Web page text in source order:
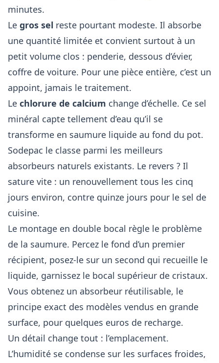
minutes.
Le gros sel reste pourtant modeste. Il absorbe
une quantité limitée et convient surtout à un
petit volume clos : penderie, dessous d’évier,
coffre de voiture. Pour une pièce entière, c’est un
appoint, jamais le traitement.
Le chlorure de calcium change d’échelle. Ce sel
minéral capte tellement d’eau qu’il se
transforme en saumure liquide au fond du pot.
Sodepac le classe parmi les meilleurs
absorbeurs naturels existants. Le revers ? Il
sature vite : un renouvellement tous les cinq
jours environ, contre quinze jours pour le sel de
cuisine.
Le montage en double bocal règle le problème
de la saumure. Percez le fond d’un premier
récipient, posez-le sur un second qui recueille le
liquide, garnissez le bocal supérieur de cristaux.
Vous obtenez un absorbeur réutilisable, le
principe exact des modèles vendus en grande
surface, pour quelques euros de recharge.
Un détail change tout : l’emplacement.
L’humidité se condense sur les surfaces froides,